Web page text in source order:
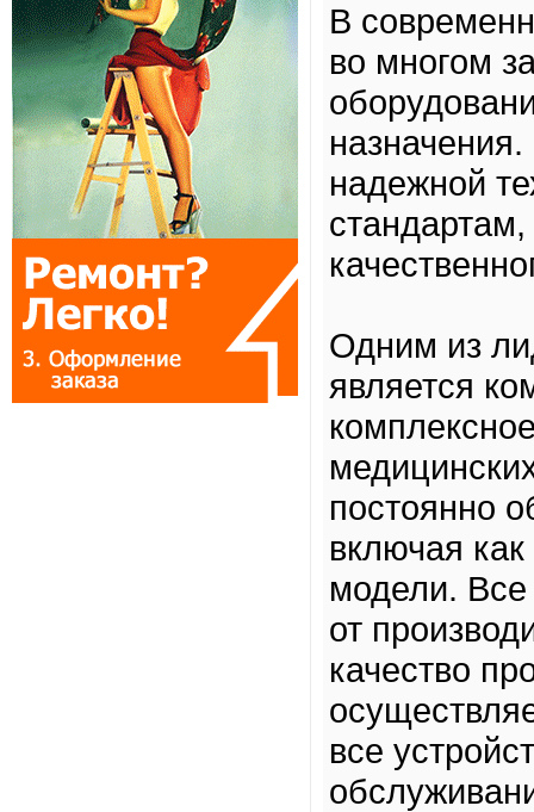
В
во многом
надежной
Одним из
является
постоянно
включая
модели. Все
от
качество
все